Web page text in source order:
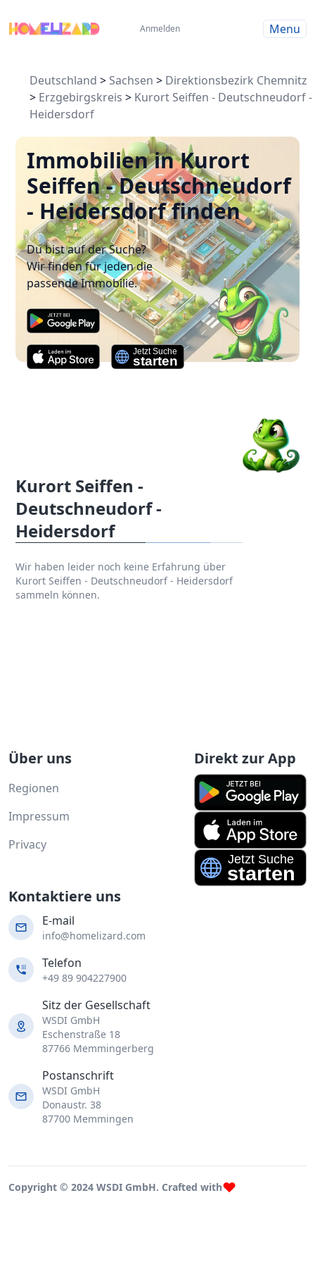
Anmelden Menu
Deutschland > Sachsen > Direktionsbezirk Chemnitz
> Erzgebirgskreis > Kurort Seiffen - Deutschneudorf -
Heidersdorf
Immobilien in Kurort
Seiffen - Deutschneudorf
- Heidersdorf finden
Du bist auf der Suche?
Wir finden für jeden die
passende Immobilie.
Kurort Seiffen -
Deutschneudorf -
Heidersdorf
Wir haben leider noch keine Erfahrung über
Kurort Seiffen - Deutschneudorf - Heidersdorf
sammeln können.
Über uns
Regionen
Impressum
Privacy
Direkt zur App
Kontaktiere uns
E-mail
info@homelizard.com
Telefon
+49 89 904227900
Sitz der Gesellschaft
WSDI GmbH
Eschenstraße 18
87766 Memmingerberg
Postanschrift
WSDI GmbH
Donaustr. 38
87700 Memmingen
Copyright © 2024 WSDI GmbH. Crafted with